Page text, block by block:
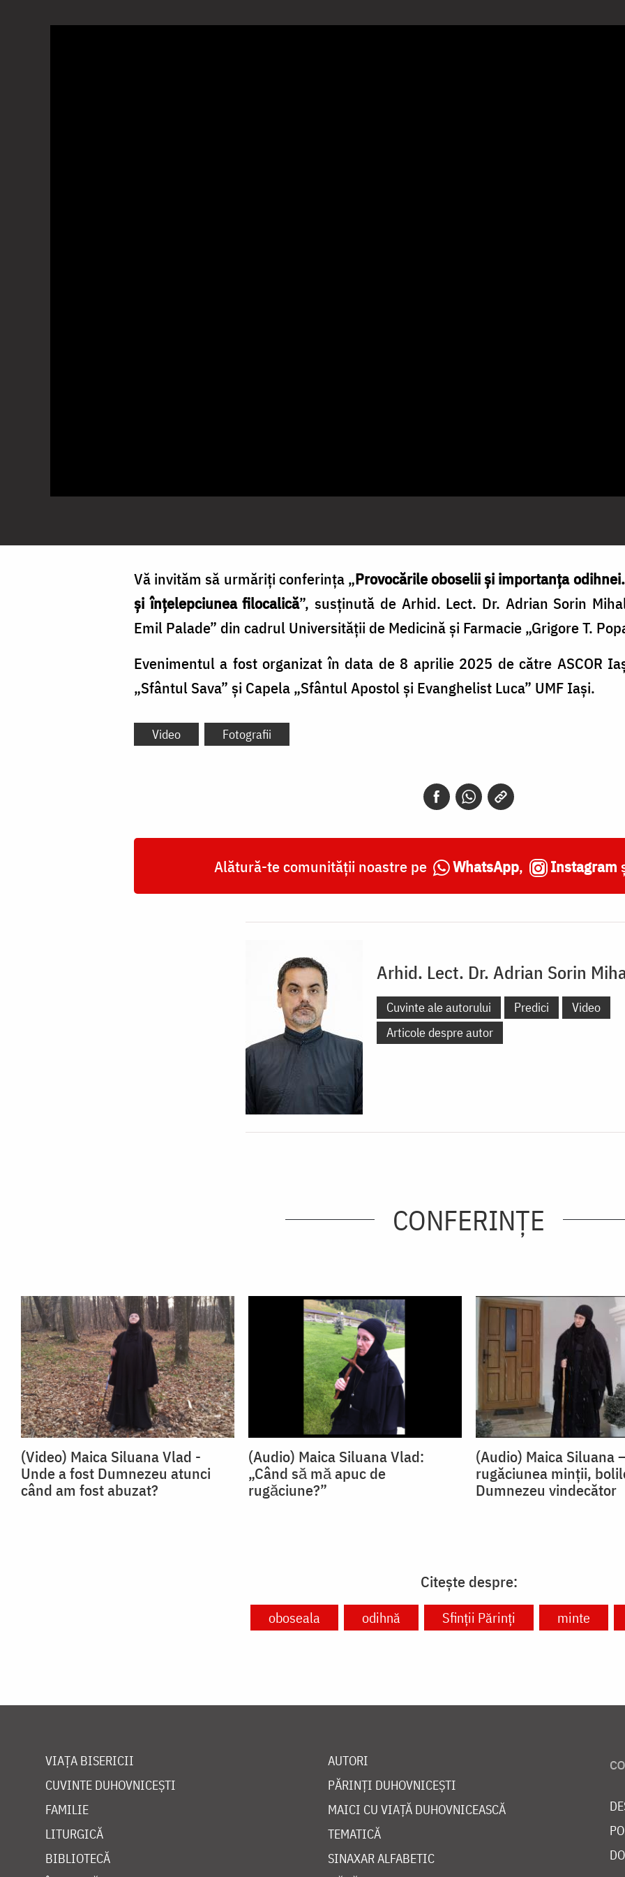
Vă invităm să urmăriţi conferinţa „Provocările oboselii și importanța
și înțelepciunea filocalică”, susţinută de Arhid. Lect. Dr. Adrian Sorin
Emil Palade” din cadrul Universității de Medicină și Farmacie „Grigore T.
Evenimentul a fost organizat în data de 8 aprilie 2025 de către ASCOR
„Sfântul Sava” și Capela „Sfântul Apostol și Evanghelist Luca” UMF Iași.
Video Fotografii
Alătură-te comunității noastre pe WhatsApp, Instagram
Arhid. Lect. Dr. Adrian Sorin
Cuvinte ale autorului Predici
Video
Articole despre autor
CONFERINȚE
(Video) Maica Siluana Vlad -
Unde a fost Dumnezeu atunci
când am fost abuzat?
(Audio) Maica Siluana Vlad:
„Când să mă apuc de
rugăciune?”
(Audio) Maica Siluana
rugăciunea minții,
Dumnezeu vindecător
Citește despre:
oboseala odihnă Sfinții Părinți minte
VIAȚA BISERICII
CUVINTE DUHOVNICEȘTI
FAMILIE
LITURGICĂ
BIBLIOTECĂ
AUTORI
PĂRINȚI DUHOVNICEȘTI
MAICI CU VIAȚĂ DUHOVNICEASCĂ
TEMATICĂ
SINAXAR ALFABETIC